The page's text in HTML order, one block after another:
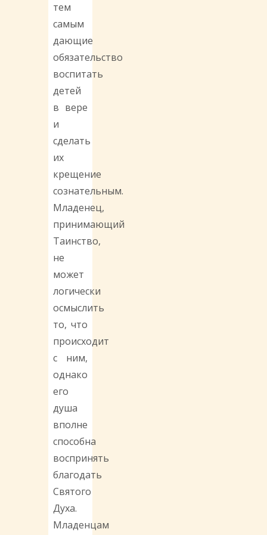
тем
самым
дающие
обязательство
воспитать
детей
в вере
и
сделать
их
крещение
сознательным.
Младенец,
принимающий
Таинство,
не
может
логически
осмыслить
то, что
происходит
с ним,
однако
его
душа
вполне
способна
воспринять
благодать
Святого
Духа.
Младенцам